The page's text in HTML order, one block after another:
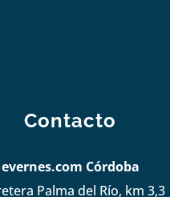
Contacto
evernes.com Córdoba
Palma del Río, km 3,3